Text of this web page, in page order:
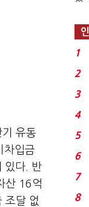
유동
차입금
있다. 반
산 16억
조달 없
1
2
3
4
5
6
7
8